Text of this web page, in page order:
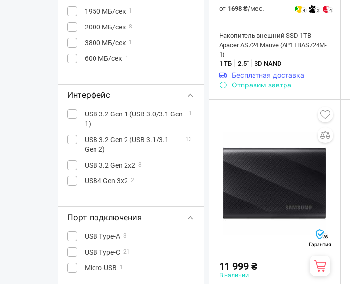
1950 МБ/сек 1
2000 МБ/сек 8
3800 МБ/сек 1
600 МБ/сек 1
Интерфейс
USB 3.2 Gen 1 (USB 3.0/3.1 Gen
1)
1
USB 3.2 Gen 2 (USB 3.1/3.1
Gen 2)
13
USB 3.2 Gen 2x2 8
USB4 Gen 3x2 2
Порт подключения
USB Type-A 3
USB Type-C 21
Micro-USB 1
от 1698 ₴/мес. 4 3 4
Накопитель внешний SSD 1TB
Apacer AS724 Mauve (AP1TBAS724M-
1)
1 ТБ
2.5" 3D NAND
Бесплатная доставка
Отправим завтра
36
Гарантия
11 999 ₴
В наличии